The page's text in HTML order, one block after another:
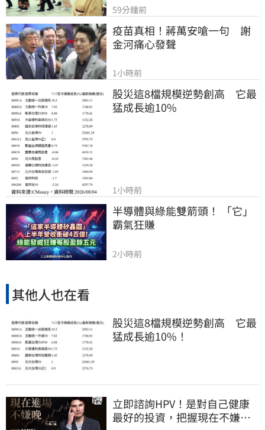
59分鐘前
疫苗真相！蔣萬安嗆一句　謝
金河痛心發聲
1小時前
股災這8檔規模逆勢創高　它最
猛成長逾10%
1小時前
半導體與綠能雙箭頭！ 「它」
霸氣狂賺
2小時前
其他人也在看
股災這8檔規模逆勢創高 它最
猛成長逾10%！
立即諮詢HPV！是對自己健康
最好的投資，把握現在不嫌